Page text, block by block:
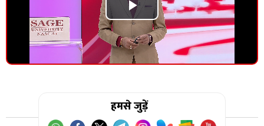
Play
Video
हमसे जुड़ें